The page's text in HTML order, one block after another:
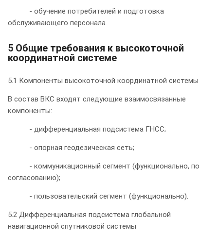
- обучение потребителей и подготовка
обслуживающего персонала.
5 Общие требования к высокоточной
координатной системе
5.1 Компоненты высокоточной координатной системы
В состав ВКС входят следующие взаимосвязанные
компоненты:
- дифференциальная подсистема ГНСС;
- опорная геодезическая сеть;
- коммуникационный сегмент (функционально, по
согласованию);
- пользовательский сегмент (функционально).
5.2 Дифференциальная подсистема глобальной
навигационной спутниковой системы